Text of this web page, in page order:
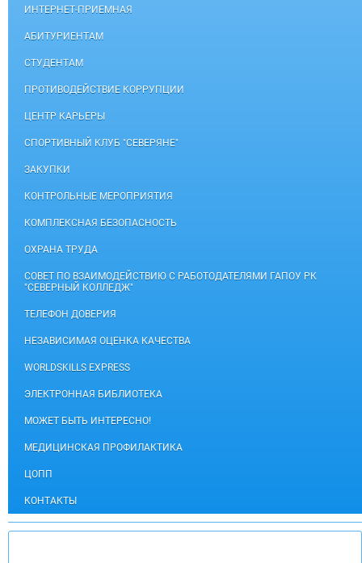
ИНТЕРНЕТ-ПРИЕМНАЯ
АБИТУРИЕНТАМ
СТУДЕНТАМ
ПРОТИВОДЕЙСТВИЕ КОРРУПЦИИ
ЦЕНТР КАРЬЕРЫ
СПОРТИВНЫЙ КЛУБ "СЕВЕРЯНЕ"
ЗАКУПКИ
КОНТРОЛЬНЫЕ МЕРОПРИЯТИЯ
КОМПЛЕКСНАЯ БЕЗОПАСНОСТЬ
ОХРАНА ТРУДА
СОВЕТ ПО ВЗАИМОДЕЙСТВИЮ С РАБОТОДАТЕЛЯМИ ГАПОУ РК
"СЕВЕРНЫЙ КОЛЛЕДЖ"
ТЕЛЕФОН ДОВЕРИЯ
НЕЗАВИСИМАЯ ОЦЕНКА КАЧЕСТВА
WORLDSKILLS EXPRESS
ЭЛЕКТРОННАЯ БИБЛИОТЕКА
МОЖЕТ БЫТЬ ИНТЕРЕСНО!
МЕДИЦИНСКАЯ ПРОФИЛАКТИКА
ЦОПП
КОНТАКТЫ